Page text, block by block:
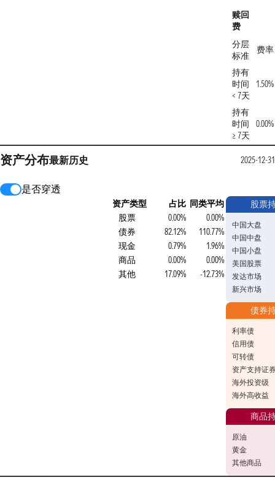
赎回
费
分层
标准
费率
持有
时间
< 7天
1.50%
持有
时间
≥ 7天
0.00%
资产分布最新历史 2025-12-31
是否穿透
资产类型 占比 同类平均
股票
0.00%
0.00%
债券
82.12%
110.77%
现金
0.79%
1.96%
商品
0.00%
0.00%
其他
17.09% -12.73%
股票
中国大盘
中国中盘
中国小盘
美国股票
发达市场
新兴市场
债券
利率债
信用债
可转债
资产支持证
海外投资级
海外高收益
商品
原油
黄金
其他商品